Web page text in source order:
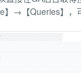
→【Queries】，